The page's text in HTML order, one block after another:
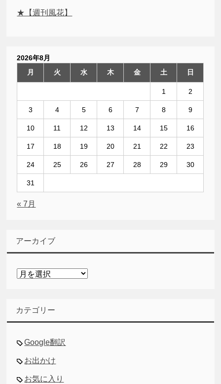
★【週刊風花】
2026年8月
月
火 水 木 金 土 日
1 2
3 4 5 6 7 8 9
10 11 12 13 14 15 16
17 18 19 20 21 22 23
24 25 26 27 28 29 30
31
« 7月
アーカイブ
ア
ブ
カテゴリー
Google翻訳
お出かけ
お気に入り